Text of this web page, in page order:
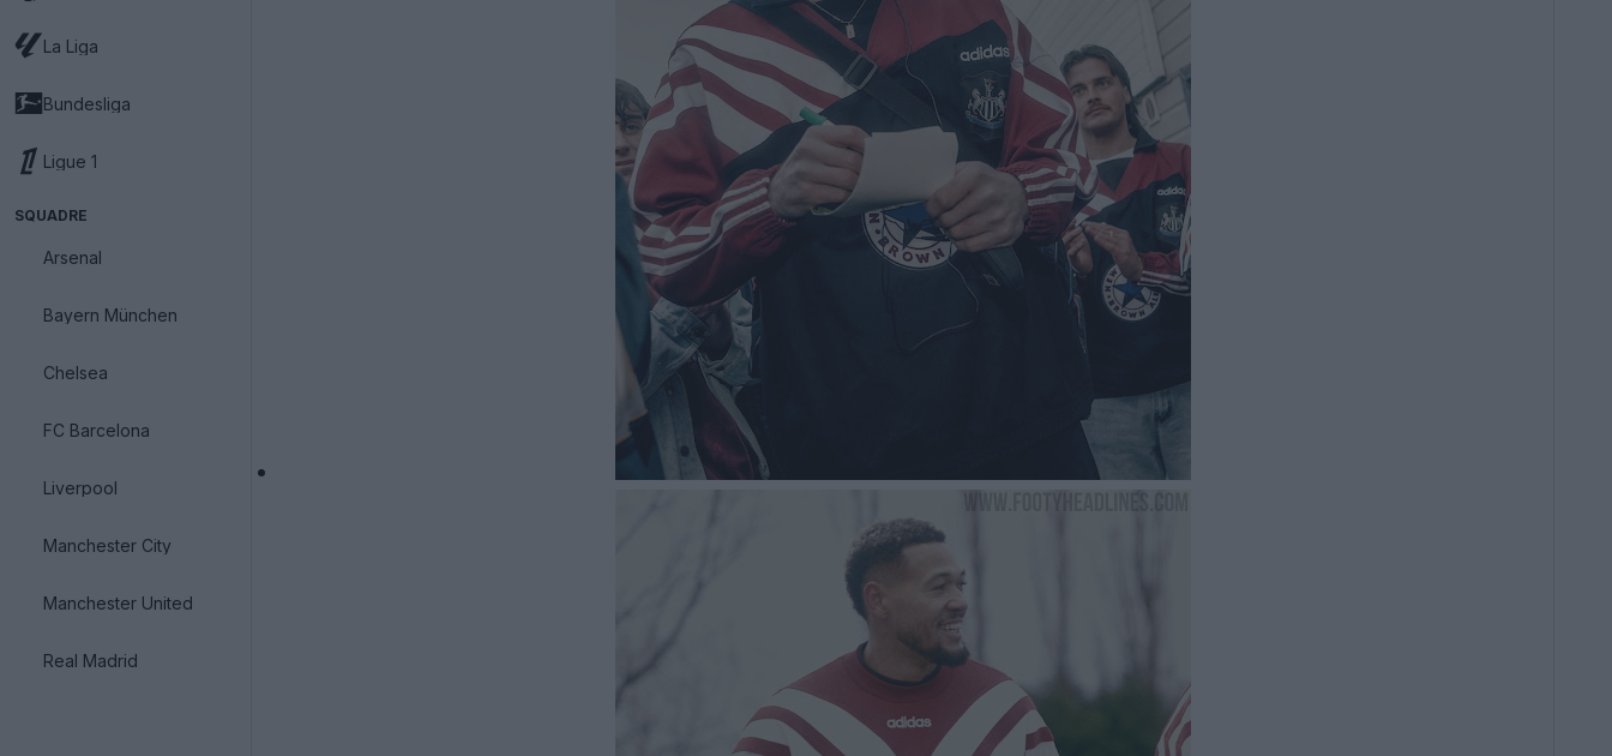
La Liga
Bundesliga
Ligue 1
SQUADRE
Arsenal
Bayern München
Chelsea
FC Barcelona
Liverpool
Manchester City
Manchester United
Real Madrid